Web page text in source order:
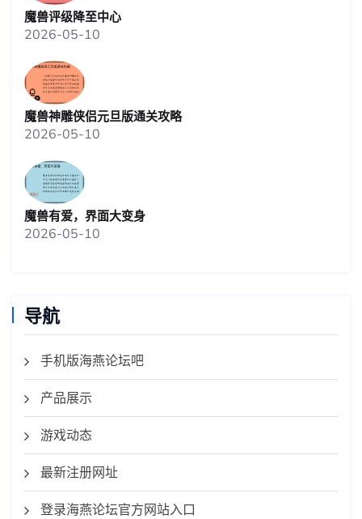
魔兽评级降至中心
2026-05-10
魔兽神雕侠侣元旦版通关攻略
2026-05-10
魔兽有爱，界面大变身
2026-05-10
导航
手机版海燕论坛吧
产品展示
游戏动态
最新注册网址
登录海燕论坛官方网站入口